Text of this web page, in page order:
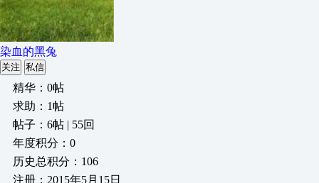
染血的黑兔
关注 私信
精华：0帖
求助：1帖
帖子：6帖 | 55回
年度积分：0
历史总积分：106
注册：2015年5月15日